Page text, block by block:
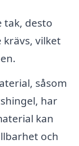
tak, desto
vilket
såsom
har
kan
och